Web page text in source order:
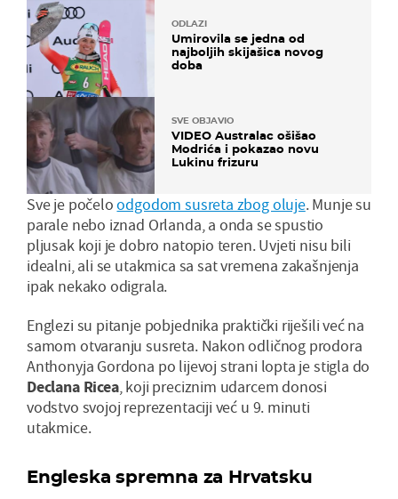
ODLAZI
Umirovila se jedna od
najboljih skijašica novog
doba
SVE OBJAVIO
VIDEO Australac ošišao
Modrića i pokazao novu
Lukinu frizuru
Sve je počeloodgodom susreta zbog oluje. Munje su
parale nebo iznad Orlanda, a onda se spustio
pljusak koji je dobro natopio teren. Uvjeti nisu bili
idealni, ali se utakmica sa sat vremena zakašnjenja
ipak nekako odigrala.
Englezi su pitanje pobjednika praktički riješili već na
samom otvaranju susreta. Nakon odličnog prodora
Anthonyja Gordona po lijevoj strani lopta je stigla do
Declana Ricea, koji preciznim udarcem donosi
vodstvo svojoj reprezentaciji već u 9. minuti
utakmice.
Engleska spremna za Hrvatsku